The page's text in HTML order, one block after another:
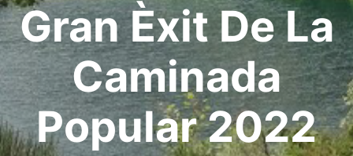
Gran Èxit De La
Caminada
Popular 2022